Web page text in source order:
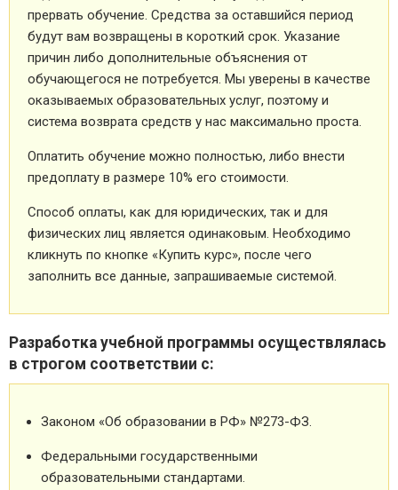
прервать обучение. Средства за оставшийся период
будут вам возвращены в короткий срок. Указание
причин либо дополнительные объяснения от
обучающегося не потребуется. Мы уверены в качестве
оказываемых образовательных услуг, поэтому и
система возврата средств у нас максимально проста.
Оплатить обучение можно полностью, либо внести
предоплату в размере 10% его стоимости.
Способ оплаты, как для юридических, так и для
физических лиц является одинаковым. Необходимо
кликнуть по кнопке «Купить курс», после чего
заполнить все данные, запрашиваемые системой.
Разработка учебной программы осуществлялась
в строгом соответствии с:
Законом «Об образовании в РФ» №273-ФЗ.
Федеральными государственными
образовательными стандартами.